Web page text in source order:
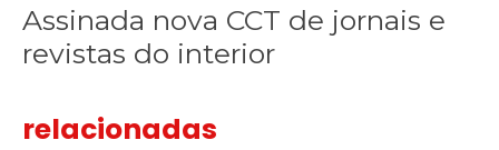
Assinada nova CCT de jornais e
revistas do interior
relacionadas